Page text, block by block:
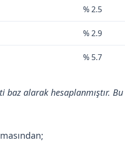
% 2.5
% 2.9
% 5.7
alarak hesaplanmıştır.